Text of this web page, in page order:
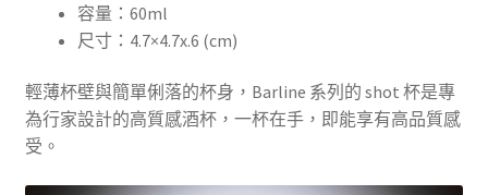
容量：60ml
尺寸：4.7×4.7x.6 (cm)
輕薄杯壁與簡單俐落的杯身，Barline 系列的 shot 杯是專
為行家設計的高質感酒杯，一杯在手，即能享有高品質感
受。